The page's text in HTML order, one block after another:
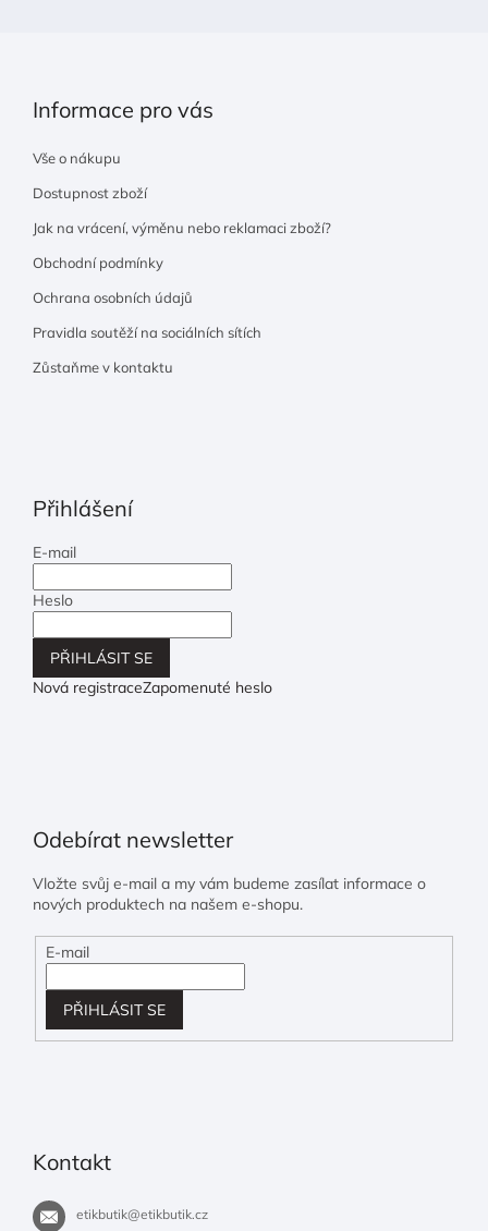
Informace pro vás
Vše o nákupu
Dostupnost zboží
Jak na vrácení, výměnu nebo reklamaci zboží?
Obchodní podmínky
Ochrana osobních údajů
Pravidla soutěží na sociálních sítích
Zůstaňme v kontaktu
Přihlášení
E-mail
Heslo
PŘIHLÁSIT SE
Nová registraceZapomenuté heslo
Odebírat newsletter
Vložte svůj e-mail a my vám budeme zasílat informace o
nových produktech na našem e-shopu.
E-mail
PŘIHLÁSIT SE
Kontakt
etikbutik@etikbutik.cz